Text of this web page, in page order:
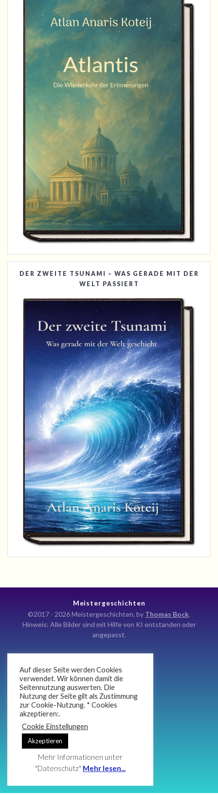
DER ZWEITE TSUNAMI – WAS GERADE MIT DER
WELT PASSIERT
Meistergeschichten
©2017 - 2026 Meistergeschichten. by Thomas Bock.
Hinweis: Alle Bilder sind mit Hilfe von KI entstanden oder
angepasst.
Kontakt
Impressum
Datenschutz
Auf dieser Seite werden Cookies
verwendet. Wir können damit die
Seitennutzung auswerten. Die
Nutzung der Seite gilt als Zustimmung
zur Cookie-Nutzung. * Cookies
akzeptieren:.
Cookie Einstellungen
Akzeptieren
Mehr Informationen unter
"Datenschutz" Mehr lesen...